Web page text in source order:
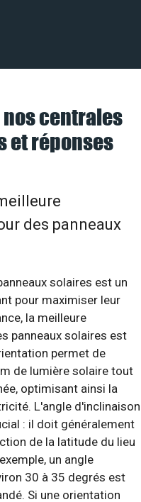
centrales
et réponses
des panneaux
solaires est un
pour maximiser leur
la meilleure
panneaux solaires est
permet de
de lumière solaire tout
optimisant ainsi la
L'angle d'inclinaison
: il doit généralement
de la latitude du lieu
un angle
30 à 35 degrés est
Si une orientation